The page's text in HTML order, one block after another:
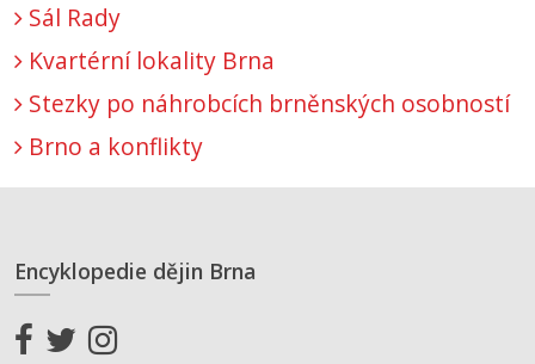
Sál Rady
Kvartérní lokality Brna
Stezky po náhrobcích brněnských osobností
Brno a konflikty
Encyklopedie dějin Brna